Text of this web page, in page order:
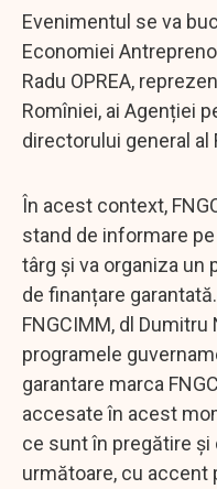
Evenimentul se va
Economiei
Radu OPREA,
Romîniei, ai Agenției
directorului general al
În acest context,
stand de informare
târg și va organiza un
de finanțare
FNGCIMM, dl
programele
garantare marca
accesate în acest
ce sunt în pregătire și
următoare, cu accent